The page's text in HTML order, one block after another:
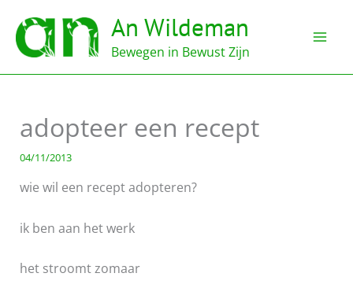
naar
inhoud
An Wildeman
Bewegen in Bewust Zijn
adopteer een recept
04/11/2013
wie wil een recept adopteren?
ik ben aan het werk
het stroomt zomaar